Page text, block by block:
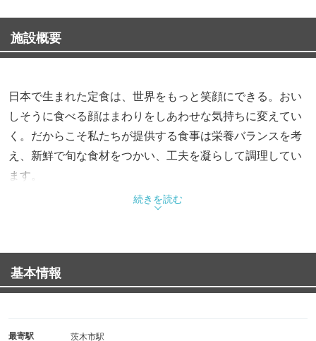
施設概要
日本で生まれた定食は、世界をもっと笑顔にできる。おい
しそうに食べる顔はまわりをしあわせな気持ちに変えてい
く。だからこそ私たちが提供する食事は栄養バランスを考
え、新鮮で旬な食材をつかい、工夫を凝らして調理してい
ます。
さあ、今日の自分に。今日という日に。とびきりのおいし
続きを読む
基本情報
最寄駅 茨木市駅